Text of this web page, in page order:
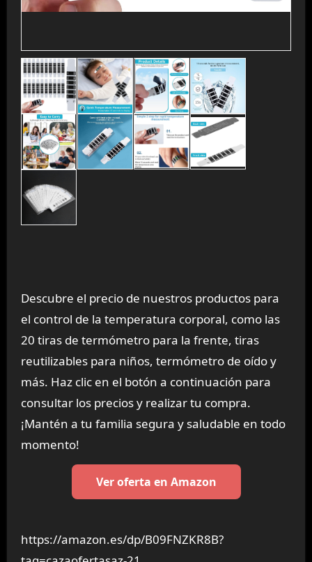
Descubre el precio de nuestros productos para
el control de la temperatura corporal, como las
20 tiras de termómetro para la frente, tiras
reutilizables para niños, termómetro de oído y
más. Haz clic en el botón a continuación para
consultar los precios y realizar tu compra.
¡Mantén a tu familia segura y saludable en todo
momento!
Ver oferta en Amazon
https://amazon.es/dp/B09FNZKR8B?